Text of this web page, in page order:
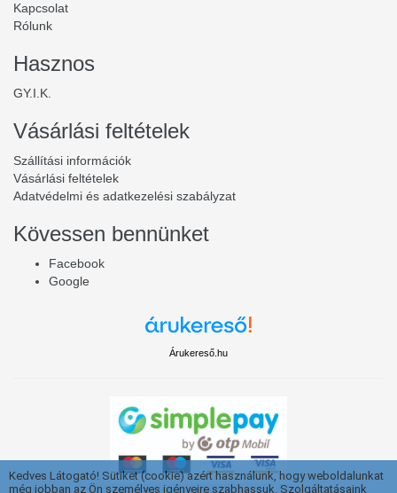
Kapcsolat
Rólunk
Hasznos
GY.I.K.
Vásárlási feltételek
Szállítási információk
Vásárlási feltételek
Adatvédelmi és adatkezelési szabályzat
Kövessen bennünket
Facebook
Google
Árukereső.hu
Kedves Látogató! Sütiket (cookie) azért használunk, hogy weboldalunkat
még jobban az Ön személyes igényeire szabhassuk. Szolgáltatásaink